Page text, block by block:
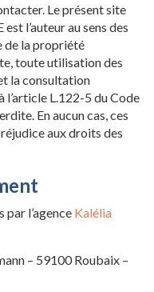
Le présent site
l’auteur au sens des
de la propriété
toute utilisation des
la consultation
l’article L.122-5 du Code
En aucun cas, ces
aux droits des
par l’agence Kalélia
– 59100 Roubaix –